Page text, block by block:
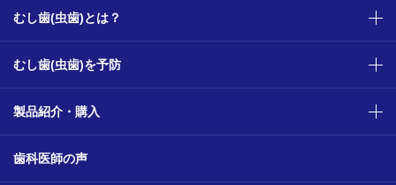
むし歯(虫歯)とは？
むし歯(虫歯)を予防
製品紹介・購入
歯科医師の声